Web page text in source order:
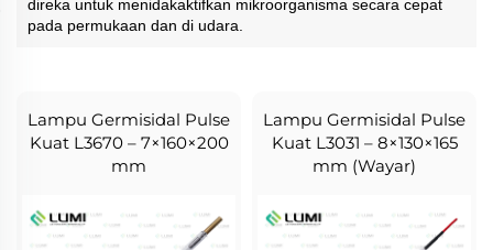
direka untuk menidakaktifkan mikroorganisma secara cepat
pada permukaan dan di udara.
Lampu Germisidal Pulse
Kuat L3670 – 7×160×200
mm
Lampu Germisidal Pulse
Kuat L3031 – 8×130×165
mm (Wayar)